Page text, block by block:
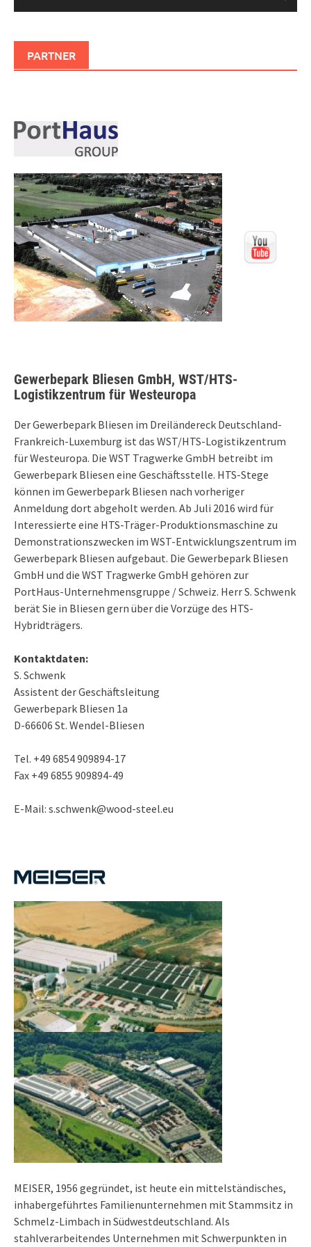
PARTNER
Gewerbepark Bliesen GmbH, WST/HTS-
Logistikzentrum für Westeuropa
Der Gewerbepark Bliesen im Dreiländereck Deutschland-
Frankreich-Luxemburg ist das WST/HTS-Logistikzentrum
für Westeuropa. Die WST Tragwerke GmbH betreibt im
Gewerbepark Bliesen eine Geschäftsstelle. HTS-Stege
können im Gewerbepark Bliesen nach vorheriger
Anmeldung dort abgeholt werden. Ab Juli 2016 wird für
Interessierte eine HTS-Träger-Produktionsmaschine zu
Demonstrationszwecken im WST-Entwicklungszentrum im
Gewerbepark Bliesen aufgebaut. Die Gewerbepark Bliesen
GmbH und die WST Tragwerke GmbH gehören zur
PortHaus-Unternehmensgruppe / Schweiz. Herr S. Schwenk
berät Sie in Bliesen gern über die Vorzüge des HTS-
Hybridträgers.
Kontaktdaten:
S. Schwenk
Assistent der Geschäftsleitung
Gewerbepark Bliesen 1a
D-66606 St. Wendel-Bliesen
Tel. +49 6854 909894-17
Fax +49 6855 909894-49
E-Mail: s.schwenk@wood-steel.eu
MEISER, 1956 gegründet, ist heute ein mittelständisches,
inhabergeführtes Familienunternehmen mit Stammsitz in
Schmelz-Limbach in Südwestdeutschland. Als
stahlverarbeitendes Unternehmen mit Schwerpunkten in